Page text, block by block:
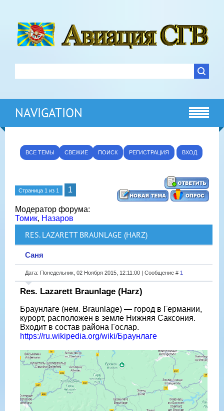
NAVIGATION
ВСЕ ТЕМЫ СВЕЖИЕ ПОИСК РЕГИСТРАЦИЯ ВХОД
Страница 1 из 1 1
Модератор форума:
Томик, Назаров
RES. LAZARETT BRAUNLAGE (HARZ)
Саня
Дата: Понедельник, 02 Ноября 2015, 12:11:00 | Сообщение # 1
Res. Lazarett Braunlage (Harz)
Браунлаге (нем. Braunlage) — город в Германии,
курорт, расположен в земле Нижняя Саксония.
Входит в состав района Гослар.
https://ru.wikipedia.org/wiki/Браунлаге